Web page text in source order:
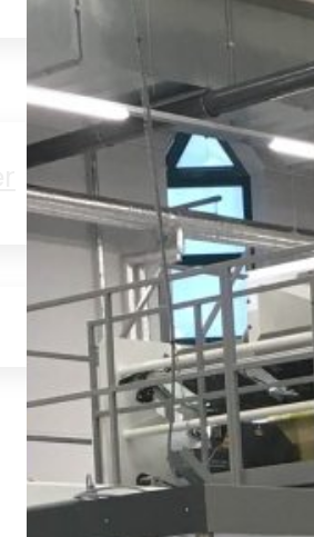
PPWR
Ausbildung